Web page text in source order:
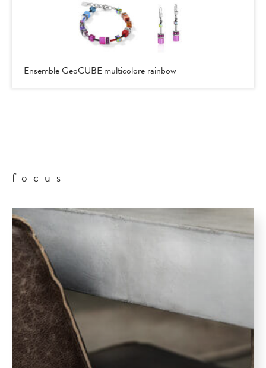
Ensemble GeoCUBE multicolore rainbow
focus